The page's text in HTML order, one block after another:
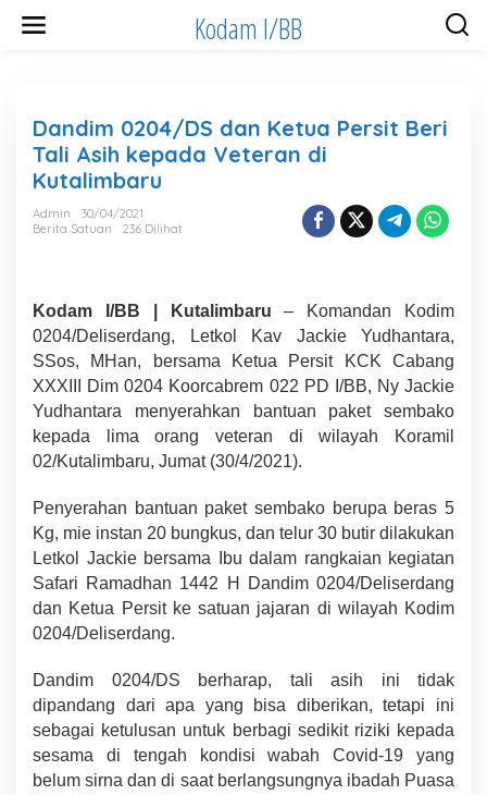
Kodam I/BB
Dandim 0204/DS dan Ketua Persit Beri
Tali Asih kepada Veteran di
Kutalimbaru
Admin
30/04/2021
Berita Satuan
236 Dilihat
Kodam I/BB | Kutalimbaru – Komandan Kodim
0204/Deliserdang, Letkol Kav Jackie Yudhantara,
SSos, MHan, bersama Ketua Persit KCK Cabang
XXXIII Dim 0204 Koorcabrem 022 PD I/BB, Ny Jackie
Yudhantara menyerahkan bantuan paket sembako
kepada lima orang veteran di wilayah Koramil
02/Kutalimbaru, Jumat (30/4/2021).
Penyerahan bantuan paket sembako berupa beras 5
Kg, mie instan 20 bungkus, dan telur 30 butir dilakukan
Letkol Jackie bersama Ibu dalam rangkaian kegiatan
Safari Ramadhan 1442 H Dandim 0204/Deliserdang
dan Ketua Persit ke satuan jajaran di wilayah Kodim
0204/Deliserdang.
Dandim 0204/DS berharap, tali asih ini tidak
dipandang dari apa yang bisa diberikan, tetapi ini
sebagai ketulusan untuk berbagi sedikit riziki kepada
sesama di tengah kondisi wabah Covid-19 yang
belum sirna dan di saat berlangsungnya ibadah Puasa